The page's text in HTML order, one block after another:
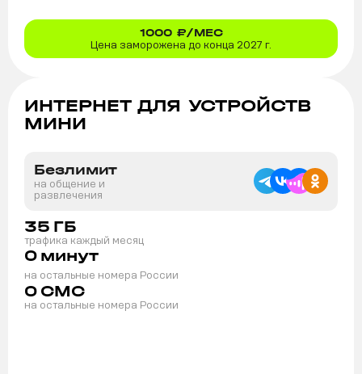
1000 ₽/МЕС
Цена заморожена до конца 2027 г.
ИНТЕРНЕТ ДЛЯ УСТРОЙСТВ
МИНИ
Безлимит
на общение и
развлечения
35 ГБ
трафика каждый месяц
0 минут
на остальные номера России
0 СМС
на остальные номера России